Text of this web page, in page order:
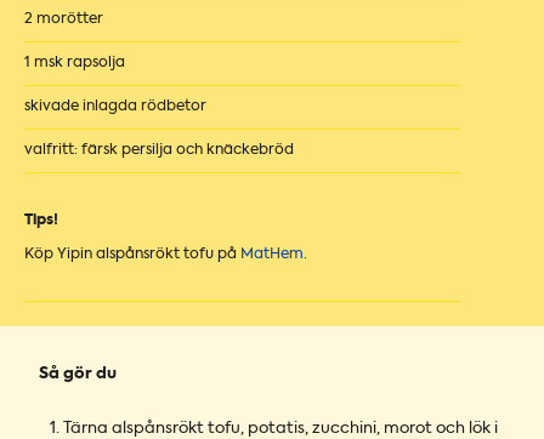
2 morötter
1 msk rapsolja
skivade inlagda rödbetor
valfritt: färsk persilja och knäckebröd
Tips!
Köp Yipin alspånsrökt tofu på MatHem.
Så gör du
Tärna alspånsrökt tofu, potatis, zucchini, morot och lök i